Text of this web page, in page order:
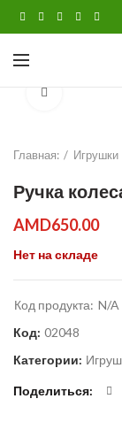
Главная: Игрушки
Ручка
AMD650.00
Нет на складе
Код продукта: N/A
Код: 02048
Категории:
Поделиться